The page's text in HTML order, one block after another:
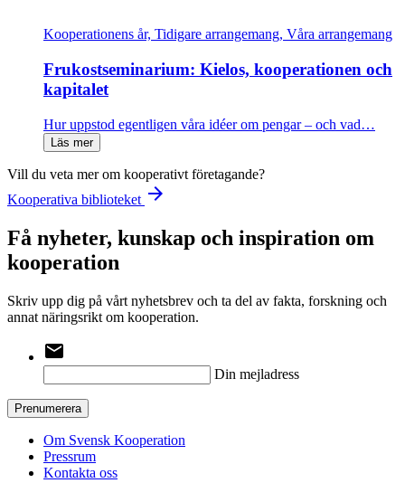
Kooperationens år, Tidigare arrangemang, Våra arrangemang
Frukostseminarium: Kielos, kooperationen och
kapitalet
Hur uppstod egentligen våra idéer om pengar – och vad…
Läs mer
Vill du veta mer om kooperativt företagande?
Kooperativa biblioteket arrow_forward
Få nyheter, kunskap och inspiration om
kooperation
Skriv upp dig på vårt nyhetsbrev och ta del av fakta, forskning och
annat näringsrikt om kooperation.
email
Din mejladress
Prenumerera
Om Svensk Kooperation
Pressrum
Kontakta oss